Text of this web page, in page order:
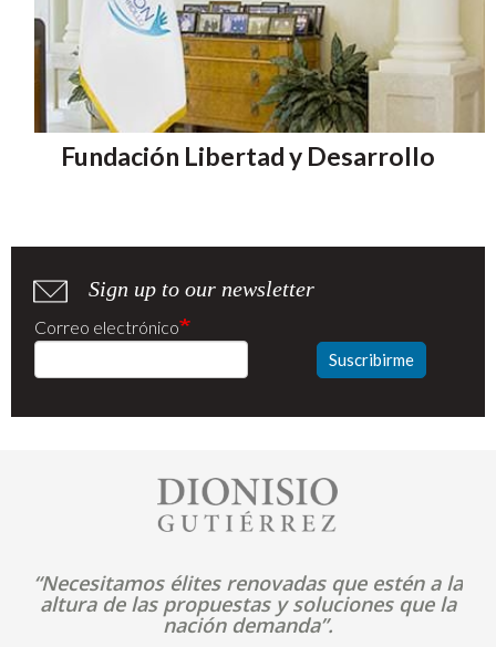
Fundación Libertad y Desarrollo
Sign up to our newsletter
Correo electrónico
Suscribirme
“Necesitamos élites renovadas que estén a la
altura de las propuestas y soluciones que la
nación demanda”.